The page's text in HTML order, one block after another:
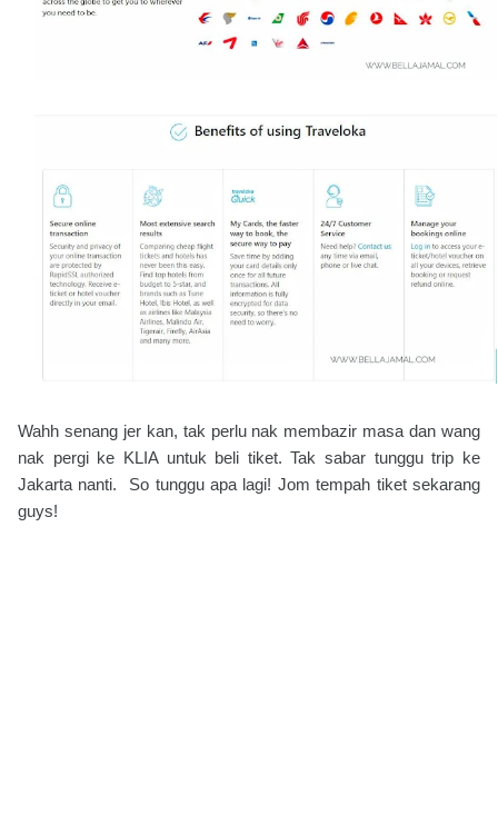
Wahh senang jer kan, tak perlu nak membazir masa dan wang
nak pergi ke KLIA untuk beli tiket. Tak sabar tunggu trip ke
Jakarta nanti.
So tunggu apa lagi! Jom tempah tiket sekarang
guys!